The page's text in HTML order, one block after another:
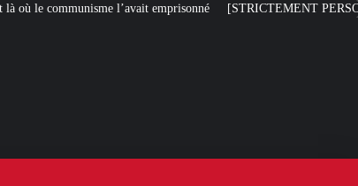
[STRICTEMENT PERSONNEL] Toute la misère du